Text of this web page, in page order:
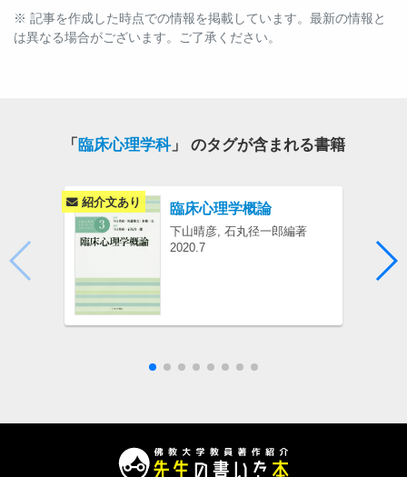
※ 記事を作成した時点での情報を掲載しています。最新の情報と
は異なる場合がございます。ご了承ください。
「 臨床心理学科」 のタグが含まれる書籍
臨床心理学概論
下山晴彦, 石丸径一郎編著
2020.7
紹介文あり